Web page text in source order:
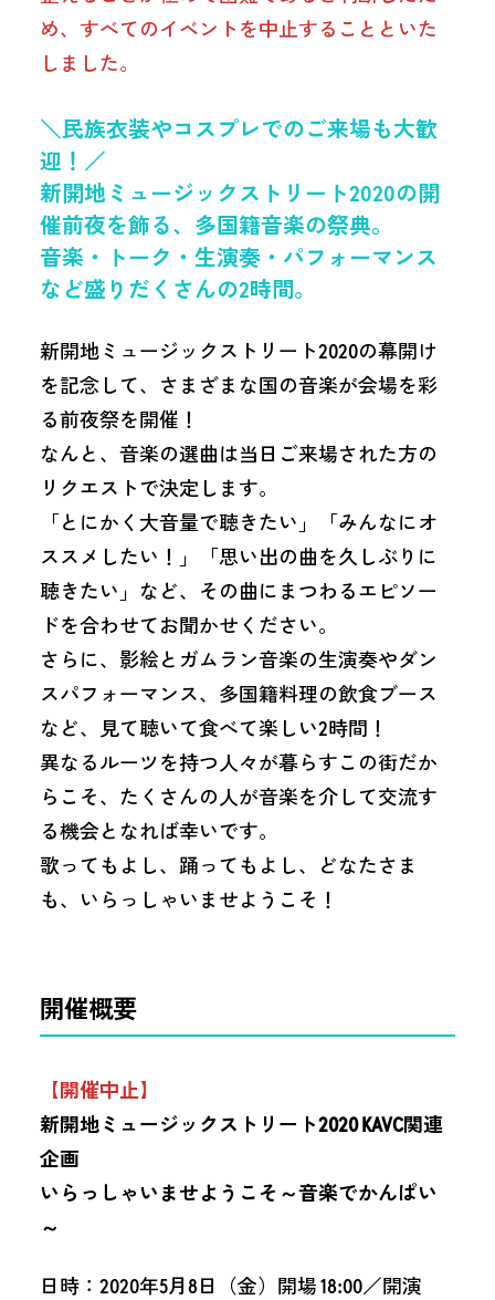
め、すべてのイベントを中止することといた
しました。
＼民族衣装やコスプレでのご来場も大歓
迎！／
新開地ミュージックストリート2020の開
催前夜を飾る、多国籍音楽の祭典。
音楽・トーク・生演奏・パフォーマンス
など盛りだくさんの2時間。
新開地ミュージックストリート2020の幕開け
を記念して、さまざまな国の音楽が会場を彩
る前夜祭を開催！
なんと、音楽の選曲は当日ご来場された方の
リクエストで決定します。
「とにかく大音量で聴きたい」「みんなにオ
ススメしたい！」「思い出の曲を久しぶりに
聴きたい」など、その曲にまつわるエピソー
ドを合わせてお聞かせください。
さらに、影絵とガムラン音楽の生演奏やダン
スパフォーマンス、多国籍料理の飲食ブース
など、見て聴いて食べて楽しい2時間！
異なるルーツを持つ人々が暮らすこの街だか
らこそ、たくさんの人が音楽を介して交流す
る機会となれば幸いです。
歌ってもよし、踊ってもよし、どなたさま
も、いらっしゃいませようこそ！
開催概要
【開催中止】
新開地ミュージックストリート2020 KAVC関連
企画
いらっしゃいませようこそ～音楽でかんぱい
～
日時：2020年5月8日（金）開場 18:00／開演